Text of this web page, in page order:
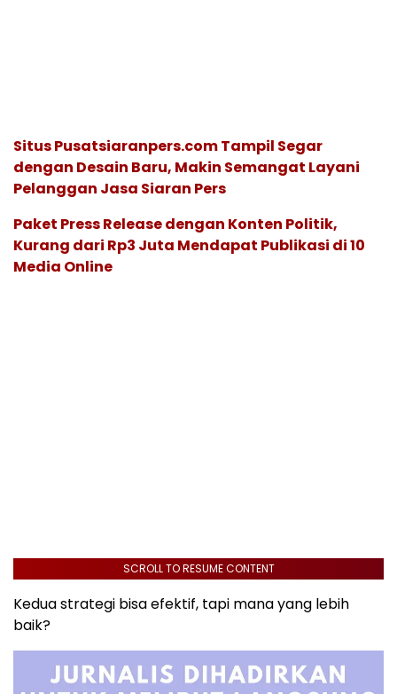
Situs Pusatsiaranpers.com Tampil Segar
dengan Desain Baru, Makin Semangat Layani
Pelanggan Jasa Siaran Pers
Paket Press Release dengan Konten Politik,
Kurang dari Rp3 Juta Mendapat Publikasi di 10
Media Online
SCROLL TO RESUME CONTENT
Kedua strategi bisa efektif, tapi mana yang lebih
baik?